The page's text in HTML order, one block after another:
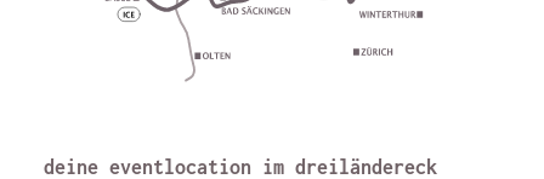
deine eventlocation im dreiländereck